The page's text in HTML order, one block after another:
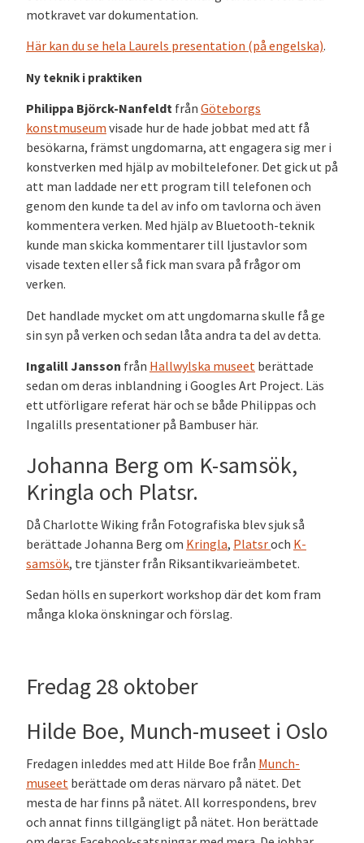
motkravet var dokumentation.
Här kan du se hela Laurels presentation (på engelska).
Ny teknik i praktiken
Philippa Björck-Nanfeldt från Göteborgs
konstmuseum visade hur de hade jobbat med att få
besökarna, främst ungdomarna, att engagera sig mer i
konstverken med hjälp av mobiltelefoner. Det gick ut på
att man laddade ner ett program till telefonen och
genom den kunde ta del av info om tavlorna och även
kommentera verken. Med hjälp av Bluetooth-teknik
kunde man skicka kommentarer till ljustavlor som
visade texten eller så fick man svara på frågor om
verken.
Det handlade mycket om att ungdomarna skulle få ge
sin syn på verken och sedan låta andra ta del av detta.
Ingalill Jansson från Hallwylska museet berättade
sedan om deras inblandning i Googles Art Project. Läs
ett utförligare referat här och se både Philippas och
Ingalills presentationer på Bambuser här.
Johanna Berg om K-samsök,
Kringla och Platsr.
Då Charlotte Wiking från Fotografiska blev sjuk så
berättade Johanna Berg om Kringla, Platsroch K-
samsök, tre tjänster från Riksantikvarieämbetet.
Sedan hölls en superkort workshop där det kom fram
många kloka önskningar och förslag.
Fredag 28 oktober
Hilde Boe, Munch-museet i Oslo
Fredagen inleddes med att Hilde Boe från Munch-
museet berättade om deras närvaro på nätet. Det
mesta de har finns på nätet. All korrespondens, brev
och annat finns tillgängligt på nätet. Hon berättade